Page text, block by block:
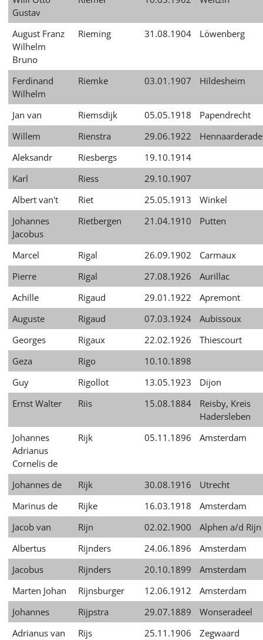
Gustav
August Franz
Wilhelm
Bruno
Rieming 31.08.1904 Löwenberg
Ferdinand
Wilhelm
Riemke 03.01.1907 Hildesheim
Jan van Riemsdijk 05.05.1918
Papendrecht
Willem
Rienstra 29.06.1922
Aleksandr
Riesbergs
19.10.1914
Karl
Riess
29.10.1907
Albert van't
Riet 25.05.1913
Winkel
Johannes
Jacobus
Rietbergen 21.04.1910 Putten
Marcel Rigal 26.09.1902
Carmaux
Pierre
Rigal 27.08.1926
Aurillac
Achille
Rigaud 29.01.1922
Apremont
Auguste
Rigaud 07.03.1924
Aubissoux
Georges
Rigaux 22.02.1926
Thiescourt
Geza
Rigo
10.10.1898
Guy
Rigollot 13.05.1923
Dijon
Ernst Walter
Riis 15.08.1884
Reisby, Kreis
Hadersleben
Johannes
Adrianus
Cornelis de
Rijk 05.11.1896 Amsterdam
Johannes de Rijk 30.08.1916
Utrecht
Marinus de
Rijke 16.03.1918
Amsterdam
Jacob van
Rijn 02.02.1900
Alphen a/d Rijn
Albertus
Rijnders 24.06.1896
Amsterdam
Jacobus
Rijnders 20.10.1899
Amsterdam
Marten Johan
Rijnsburger 12.06.1912
Amsterdam
Johannes
Rijpstra 29.07.1889
Wonseradeel
Adrianus van
Rijs 25.11.1906
Zegwaard